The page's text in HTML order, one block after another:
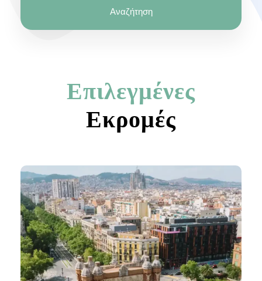
Επιλεγμένες
Εκρομές